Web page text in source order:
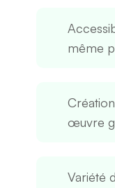
même
œuvre
Variété